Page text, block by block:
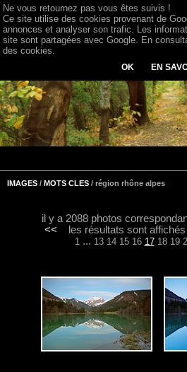
IMAGES / MOTS CLES / région rhône alpes
il y a 2088 photos
<< les résultats sont
1 ... 13 14 15 16 17 18 19
Ne vous retournez pas vous êtes suivis !
Ce site utilise des cookies provenant de
annonces et analyser son trafic. Les
site sont partagées avec Google. En
des cookies.
OK EN